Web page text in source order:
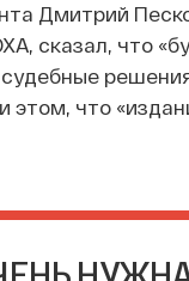
Дмитрий
сказал, что
этом, что